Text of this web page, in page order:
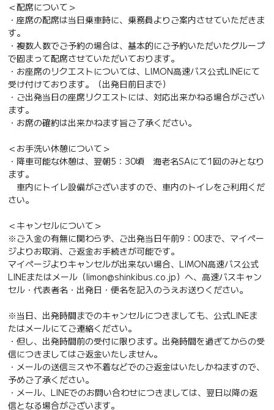
＜配席について＞
・座席の配席は当日乗車時に、乗務員よりご案内させていただきま
す。
・複数人数でご予約の場合は、基本的にご予約いただいたグループ
で固まって配席させていただいております。
・お座席のリクエストについては、LIMON高速バス公式LINEにて
受け付けております。（出発日前日まで）
・ご出発当日の座席リクエストには、対応出来かねる場合がござい
ます。
・お席の確約は出来かねます旨ご了承ください。
＜お手洗い休憩について＞
・降車可能な休憩は、翌朝5：30頃 海老名SAにて1回のみとなり
ます。
車内にトイレ設備がございますので、車内のトイレをご利用くだ
さい。
＜キャンセルについて＞
※ご入金の有無に関わらず、ご出発当日午前9：00まで、マイペー
ジよりお取消、ご返金お手続きが可能です。
マイページよりキャンセルが出来ない場合、LIMON高速バス公式
LINEまたはメール（limon@shinkibus.co.jp）へ、高速バスキャン
セル・代表者名・出発日・便名を記入のうえお送りください。
※当日、出発時間までのキャンセルにつきましても、公式LINEま
たはメールにてご連絡ください。
・但し、出発時間前の受付に限ります。出発時間を過ぎてからの受
信につきましてはご返金いたしません。
・メールの送信ミスや不着などでのご返金はいたしかねますので、
予めご了承ください。
・メール、LINEでのお問い合わせにつきましては、翌日以降の返
信となる場合がございます。